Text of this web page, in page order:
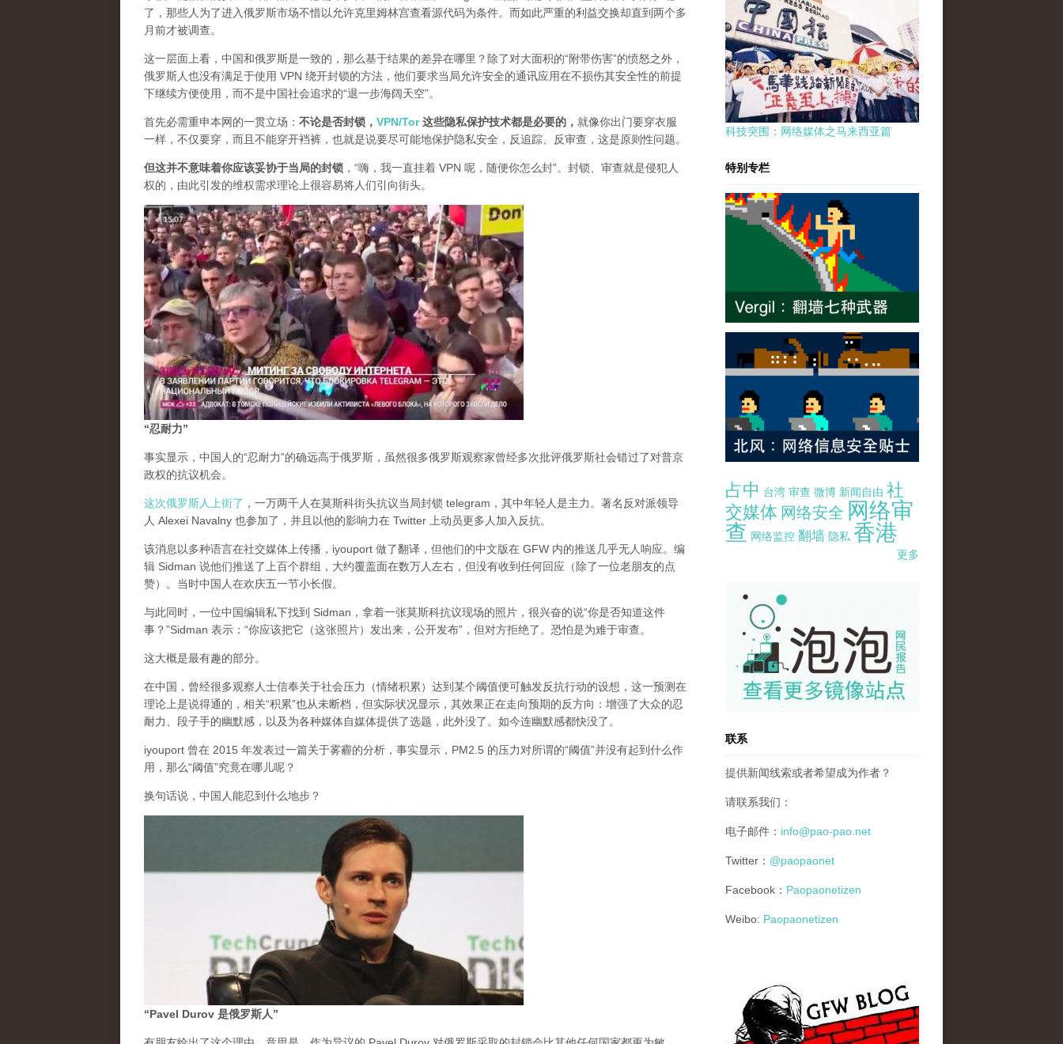
了，那些人为了进入俄罗斯市场不惜以允许克里姆林宫查看源代码为条件。而如此严重的利益交换却直到两个多
月前才被调查。
这一层面上看，中国和俄罗斯是一致的，那么基于结果的差异在哪里？除了对大面积的“附带伤害”的愤怒之外，
俄罗斯人也没有满足于使用 VPN 绕开封锁的方法，他们要求当局允许安全的通讯应用在不损伤其安全性的前提
下继续方便使用，而不是中国社会追求的“退一步海阔天空”。
首先必需重申本网的一贯立场： 不论是否封锁， VPN/Tor这些隐私保护技术都是必要的， 就像你出门要穿衣服
一样，不仅要穿，而且不能穿开裆裤，也就是说要尽可能地保护隐私安全，反追踪、反审查，这是原则性问题。
但这并不意味着你应该妥协于当局的封锁 ，“嗨，我一直挂着 VPN 呢，随便你怎么封”。封锁、审查就是侵犯人
权的，由此引发的维权需求理论上很容易将人们引向街头。
“忍耐力”
事实显示，中国人的“忍耐力”的确远高于俄罗斯，虽然很多俄罗斯观察家曾经多次批评俄罗斯社会错过了对普京
政权的抗议机会。
这次俄罗斯人上街了 ，一万两千人在莫斯科街头抗议当局封锁 telegram，其中年轻人是主力。著名反对派领导
人 Alexei Navalny 也参加了，并且以他的影响力在 Twitter 上动员更多人加入反抗。
该消息以多种语言在社交媒体上传播，iyouport 做了翻译，但他们的中文版在 GFW 内的推送几乎无人响应。编
辑 Sidman 说他们推送了上百个群组，大约覆盖面在数万人左右，但没有收到任何回应（除了一位老朋友的点
赞）。当时中国人在欢庆五一节小长假。
与此同时，一位中国编辑私下找到 Sidman，拿着一张莫斯科抗议现场的照片，很兴奋的说“你是否知道这件
事？”Sidman 表示：“你应该把它（这张照片）发出来，公开发布”，但对方拒绝了。恐怕是为难于审查。
这大概是最有趣的部分。
在中国，曾经很多观察人士信奉关于社会压力（情绪积累）达到某个阈值便可触发反抗行动的设想，这一预测在
理论上是说得通的，相关“积累”也从未断档，但实际状况显示，其效果正在走向预期的反方向：增强了大众的忍
耐力、段子手的幽默感，以及为各种媒体自媒体提供了选题，此外没了。如今连幽默感都快没了。
iyouport 曾在 2015 年发表过一篇关于雾霾的分析，事实显示，PM2.5 的压力对所谓的“阈值”并没有起到什么作
用，那么“阈值”究竟在哪儿呢？
换句话说，中国人能忍到什么地步？
“Pavel Durov 是俄罗斯人”
科技突围：网络媒体之马来西亚篇
特别专栏
占中 台湾 审查 微博 新闻自由 社
交媒体 网络安全 网络审
查 网络监控 翻墙 隐私 香港
更多
pao-pao-banner-mirror-site-120814.jpg
联系
提供新闻线索或者希望成为作者？
请联系我们：
电子邮件： info@pao-pao.net
Twitter： @paopaonet
Facebook： Paopaonetizen
Weibo: Paopaonetizen
gfw_blog_small.jpg